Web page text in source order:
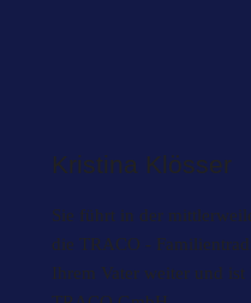
Kristina Klösser
Sie führt in der
die TRACO -
Ihrem Vater weiter und